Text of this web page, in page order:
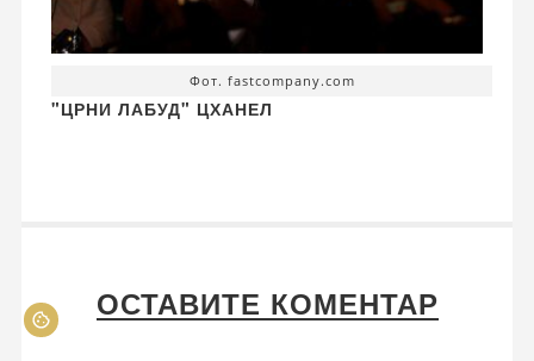
Фот. fastcompany.com
"ЦРНИ ЛАБУД" ЦХАНЕЛ
ОСТАВИТЕ КОМЕНТАР